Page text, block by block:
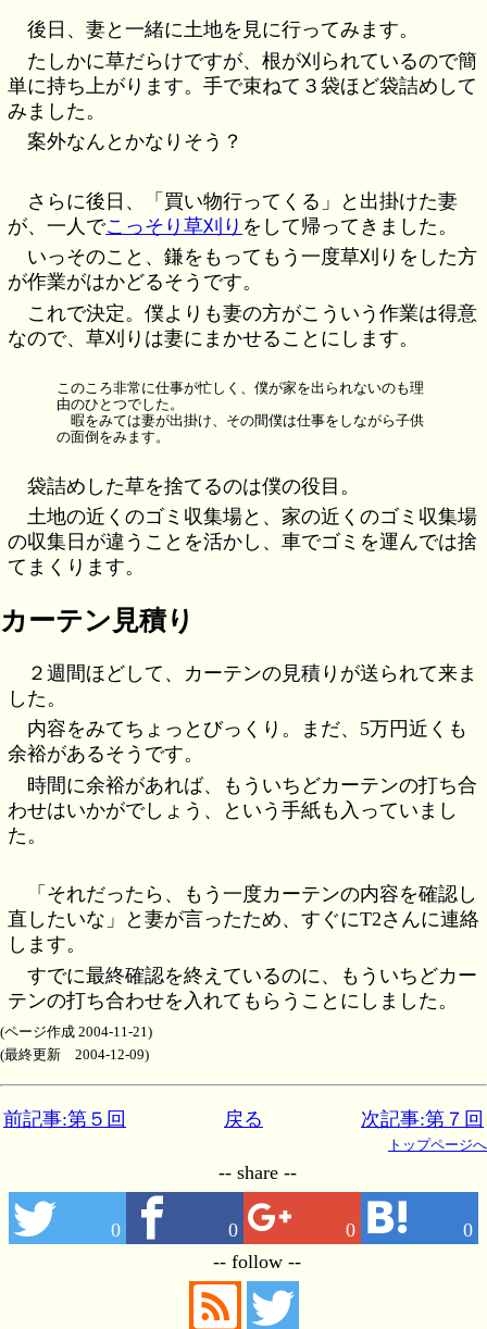
後日、妻と一緒に土地を見に行ってみます。
たしかに草だらけですが、根が刈られているので簡
単に持ち上がります。手で束ねて３袋ほど袋詰めして
みました。
案外なんとかなりそう？
さらに後日、「買い物行ってくる」と出掛けた妻
が、一人でこっそり草刈り をして帰ってきました。
いっそのこと、鎌をもってもう一度草刈りをした方
が作業がはかどるそうです。
これで決定。僕よりも妻の方がこういう作業は得意
なので、草刈りは妻にまかせることにします。
このころ非常に仕事が忙しく、僕が家を出られないのも理
由のひとつでした。
暇をみては妻が出掛け、その間僕は仕事をしながら子供
の面倒をみます。
袋詰めした草を捨てるのは僕の役目。
土地の近くのゴミ収集場と、家の近くのゴミ収集場
の収集日が違うことを活かし、車でゴミを運んでは捨
てまくります。
カーテン見積り
２週間ほどして、カーテンの見積りが送られて来ま
した。
内容をみてちょっとびっくり。まだ、5万円近くも
余裕があるそうです。
時間に余裕があれば、もういちどカーテンの打ち合
わせはいかがでしょう、という手紙も入っていまし
た。
「それだったら、もう一度カーテンの内容を確認し
直したいな」と妻が言ったため、すぐにT2さんに連絡
します。
すでに最終確認を終えているのに、もういちどカー
テンの打ち合わせを入れてもらうことにしました。
(ページ作成 2004-11-21)
(最終更新 2004-12-09)
前記事:第５回 戻る 次記事:第７回
トップページへ
-- share --
0 0 0 0
-- follow --